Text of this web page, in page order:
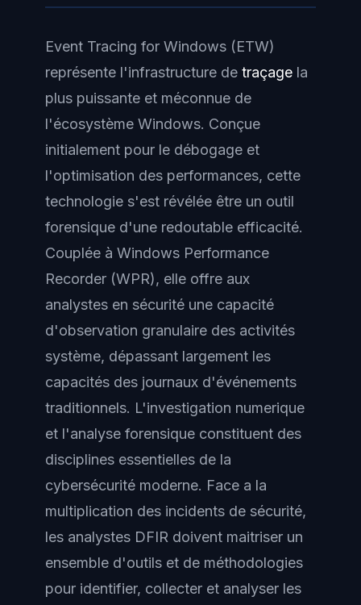
Event Tracing for Windows (ETW)
représente l'infrastructure de traçage la
plus puissante et méconnue de
l'écosystème Windows. Conçue
initialement pour le débogage et
l'optimisation des performances, cette
technologie s'est révélée être un outil
forensique d'une redoutable efficacité.
Couplée à Windows Performance
Recorder (WPR), elle offre aux
analystes en sécurité une capacité
d'observation granulaire des activités
système, dépassant largement les
capacités des journaux d'événements
traditionnels. L'investigation numerique
et l'analyse forensique constituent des
disciplines essentielles de la
cybersécurité moderne. Face a la
multiplication des incidents de sécurité,
les analystes DFIR doivent maitriser un
ensemble d'outils et de méthodologies
pour identifier, collecter et analyser les